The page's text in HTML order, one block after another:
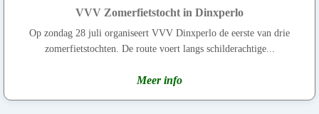
VVV Zomerfietstocht in Dinxperlo
Op zondag 28 juli organiseert VVV Dinxperlo de eerste van drie
zomerfietstochten. De route voert langs schilderachtige...
Meer info